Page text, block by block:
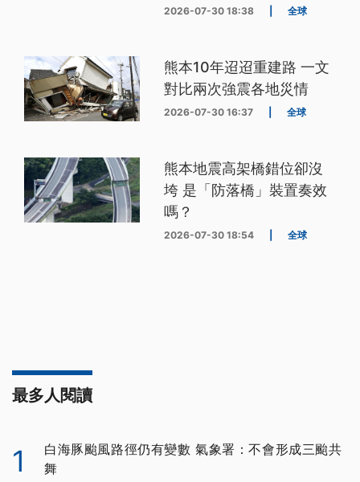
2026-07-30 18:38 全球
熊本10年迢迢重建路 一文
對比兩次強震各地災情
2026-07-30 16:37 全球
熊本地震高架橋錯位卻沒
垮 是「防落橋」裝置奏效
嗎？
2026-07-30 18:54 全球
最多人閱讀
1
白海豚颱風路徑仍有變數 氣象署：不會形成三颱共
舞